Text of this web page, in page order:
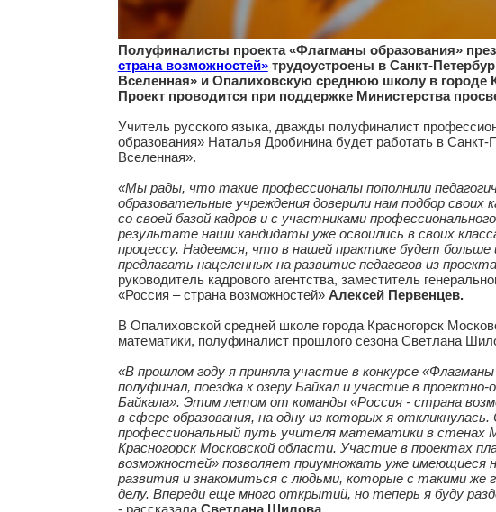
Полуфиналисты проекта «Флагманы
страна возможностей» трудоустроены в Санкт-
Вселенная» и Опалиховскую среднюю школу в
Проект проводится при поддержке Министерства
Учитель русского языка, дважды полуфиналист
образования» Наталья Дробинина будет работать в
Вселенная».
«Мы рады, что такие профессионалы пополнили
образовательные учреждения доверили нам подбор
со своей базой кадров и с участниками
результате наши кандидаты уже освоились в своих
предлагать нацеленных на развитие педагогов из
руководитель кадрового агентства, заместитель
«Россия – страна возможностей» Алексей Первенцев.
В Опалиховской средней школе города Красногорск
математики, полуфиналист прошлого сезона
«В прошлом году я приняла участие в конкурсе
полуфинал, поездка к озеру Байкал и участие в
Байкала». Этим летом от команды «Россия - страна
в сфере образования, на одну из которых я